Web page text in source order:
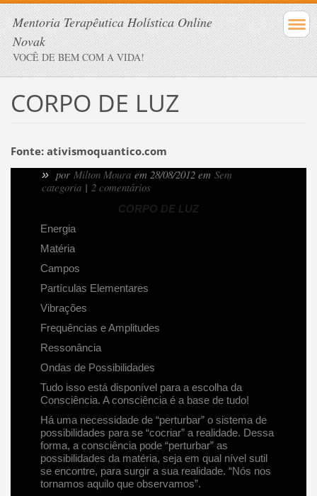
Mentoria Terapêutica Holística Online
Novak
VOCÊ DE BEM COM A VIDA!
CORPO DE LUZ
Fonte: ativismoquantico.com
» por Milton Mouraem 28/08/2012 em Sem
categoria| 2 comentários
CORPO DE LUZ
Energia
Matéria
Campos
Partículas Elementares
Vibrações
Frequências e Amplitudes
Ressonância
Ondas de Possibilidades
Tudo isso está disponível para a escolha da
Consciência. A consciência é a base de tudo!
Há uma necessidade de “perturbar” o sistema de
possibilidades para se “cocriar” a realidade. Dessa
forma, a consciência pode “perturbar” as
possibilidades da matéria, seja em qual nível sutil
se encontre, para surgir a sua realidade. “Nós nos
tornamos aquilo que observamos”.